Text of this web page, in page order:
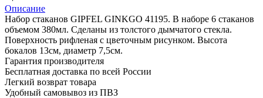
Описание
Набор стаканов GIPFEL GINKGO 41195. В наборе 6 стаканов
объемом 380мл. Сделаны из толстого дымчатого стекла.
Поверхность рифленая с цветочным рисунком. Высота
бокалов 13см, диаметр 7,5см.
Гарантия производителя
Бесплатная доставка по всей России
Легкий возврат товара
Удобный самовывоз из ПВЗ